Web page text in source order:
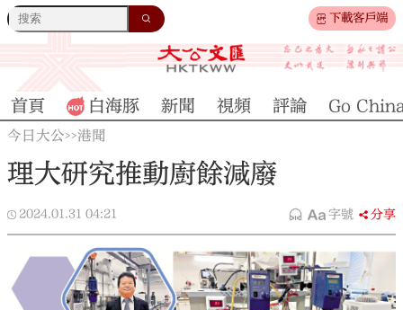
下載客戶端
首頁 白海豚 新聞 視頻 評論 Go
今日大公>>港聞
理大研究推動廚餘減廢
2024.01.31 04:21 字號 分享